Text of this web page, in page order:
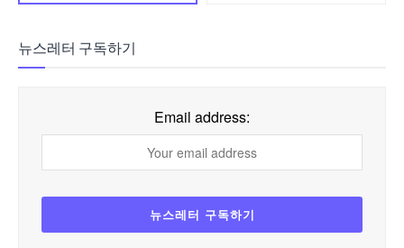
뉴스레터 구독하기
Email address: